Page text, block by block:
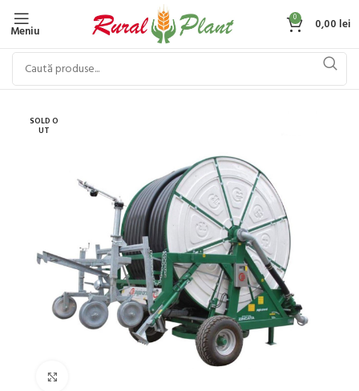
Meniu
0 0,00 lei
SOLD O
UT